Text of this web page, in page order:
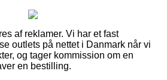
af reklamer. Vi har et fast
outlets på nettet i Danmark når vi
og tager kommission om en
en bestilling.